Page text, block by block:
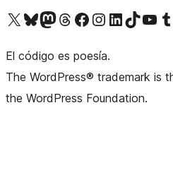
Visita nuestra cuenta de X (anteriormente Twitter)
Visita nuestra cuenta de Bluesky
Visita nuestra cuenta de Mastodon
Visita nuestra cuenta de Threads
Visita nuestra página de Facebook
Visita nuestra cuenta de Instagram
Visita nuestra cuenta de LinkedIn
Visita nuestra cuenta de TikTok
Visita nuestro
El código es poesía.
The WordPress® trademark is
the WordPress Foundation.